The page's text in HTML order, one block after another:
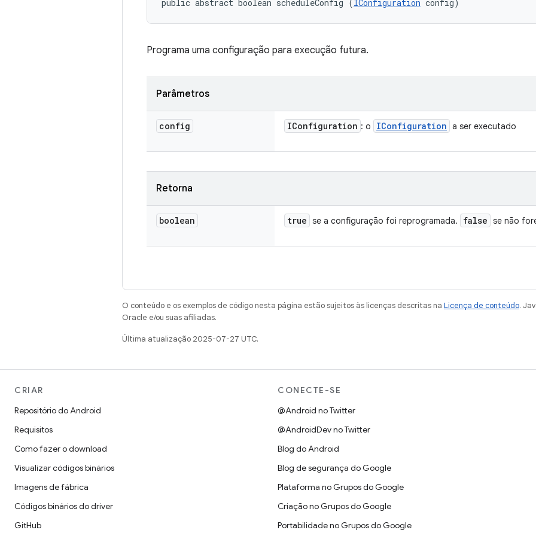
public abstract boolean scheduleConfig ( IConfiguration config)
Programa uma configuração para execução futura.
Parâmetros
config IConfiguration : o IConfiguration a ser executado
Retorna
boolean true se a configuração foi reprogramada. false se não
O conteúdo e os exemplos de código nesta página estão sujeitos às licenças descritas na Licença de conteúdo.
Oracle e/ou suas afiliadas.
Última atualização 2025-07-27 UTC.
CRIAR
Repositório do Android
Requisitos
Como fazer o download
Visualizar códigos binários
Imagens de fábrica
Códigos binários do driver
GitHub
CONECTE-SE
@Android no Twitter
@AndroidDev no Twitter
Blog do Android
Blog de segurança do Google
Plataforma no Grupos do Google
Criação no Grupos do Google
Portabilidade no Grupos do Google